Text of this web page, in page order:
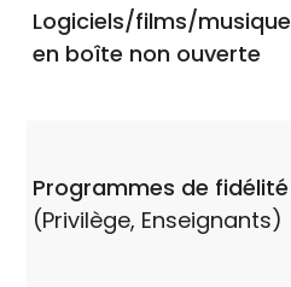
Logiciels/films/musique
en boîte non ouverte
Programmes de fidélité
(Privilège, Enseignants)